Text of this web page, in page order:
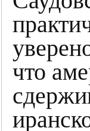
что